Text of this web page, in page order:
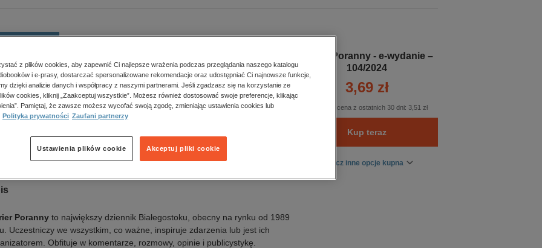
historia
religie
104/2024
dostępności:29.05.2024
wydania:
29.05.2024
publikacji:polski
Kupując otrzymujesz format:
PDF
Dostęp online PDF
Poranny to największy dziennik Białegostoku, obecny na rynku od 1989
Uczestniczy we wszystkim, co ważne, inspiruje zdarzenia lub jest ich
Obfituje w komentarze, rozmowy, opinie i publicystykę.
Kurier Poranny - e-wydanie –
104/2024
3,69 zł
Najniższa cena z ostatnich 30 dni: 3,51 zł
Kup teraz
Zobacz inne opcje kupna
z plików cookies, aby zapewnić Ci najlepsze wrażenia podczas przeglądania naszego katalogu
i e-prasy, dostarczać spersonalizowane rekomendacje oraz udostępniać Ci najnowsze funkcje,
dzięki analizie danych i współpracy z naszymi partnerami. Jeśli zgadzasz się na korzystanie ze
cookies, kliknij „Zaakceptuj wszystkie”. Możesz również dostosować swoje preferencje, klikając
Pamiętaj, że zawsze możesz wycofać swoją zgodę, zmieniając ustawienia cookies lub
Polityka prywatności Zaufani partnerzy
Akceptuj pliki cookie
Ustawienia plików cookie